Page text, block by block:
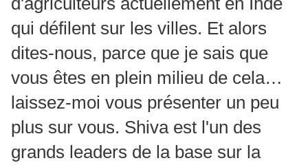
qui défilent sur les villes. Et alors
dites-nous, parce que je sais que
vous êtes en plein milieu de cela…
laissez-moi vous présenter un peu
plus sur vous. Shiva est l'un des
grands leaders de la base sur la